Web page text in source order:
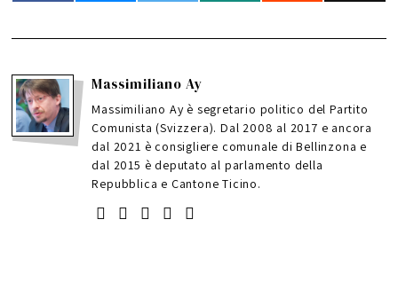
Massimiliano Ay
Massimiliano Ay è segretario politico del Partito
Comunista (Svizzera). Dal 2008 al 2017 e ancora
dal 2021 è consigliere comunale di Bellinzona e
dal 2015 è deputato al parlamento della
Repubblica e Cantone Ticino.